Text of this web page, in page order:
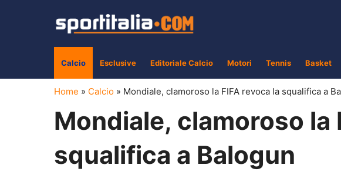
Calcio Esclusive Editoriale Calcio Motori Tennis Basket
Home » Calcio » Mondiale, clamoroso la FIFA revoca la squalifica a
Mondiale, clamoroso la
squalifica a Balogun